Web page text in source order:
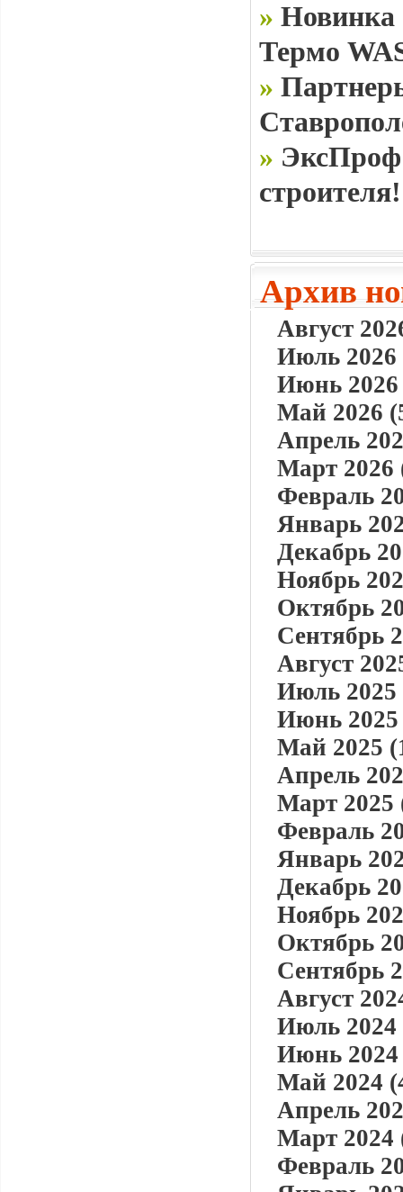
» Новинка
Термо
»
» ЭксПроф
строителя!
Архив
Август
Июль 2026
Июнь 2026
Май 2026
Апрель
Март 2026
Февраль
Январь
Декабрь
Ноябрь
Октябрь
Сентябрь
Август
Июль 2025
Июнь 2025
Май 2025
Апрель
Март 2025
Февраль
Январь
Декабрь
Ноябрь
Октябрь
Сентябрь
Август
Июль 2024
Июнь 2024
Май 2024
Апрель
Март 2024
Февраль